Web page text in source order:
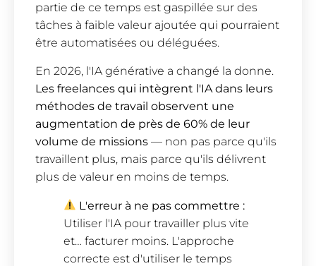
partie de ce temps est gaspillée sur des
tâches à faible valeur ajoutée qui pourraient
être automatisées ou déléguées.
En 2026, l'IA générative a changé la donne.
Les freelances qui intègrent l'IA dans leurs
méthodes de travail observent une
augmentation de près de 60% de leur
volume de missions — non pas parce qu'ils
travaillent plus, mais parce qu'ils délivrent
plus de valeur en moins de temps.
L'erreur à ne pas commettre :
Utiliser l'IA pour travailler plus vite
et… facturer moins. L'approche
correcte est d'utiliser le temps